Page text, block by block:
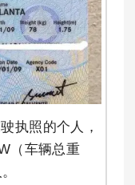
执照的个人，
（车辆总重